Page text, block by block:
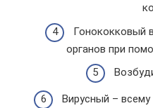
Гонококковый
органов при
Вирусный – всему